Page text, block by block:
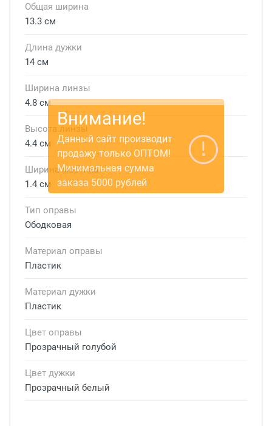
Общая ширина
13.3 см
Длина дужки
14 см
Ширина линзы
4.8 см
Высота линзы
4.4 см
Ширина мостика
1.4 см
Тип оправы
Ободковая
Материал оправы
Пластик
Материал дужки
Пластик
Цвет оправы
Прозрачный голубой
Цвет дужки
Прозрачный белый